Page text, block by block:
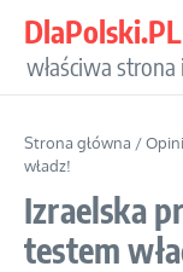
DlaPolski.PL
właściwa
Strona główna /
władz!
Izraelska
testem